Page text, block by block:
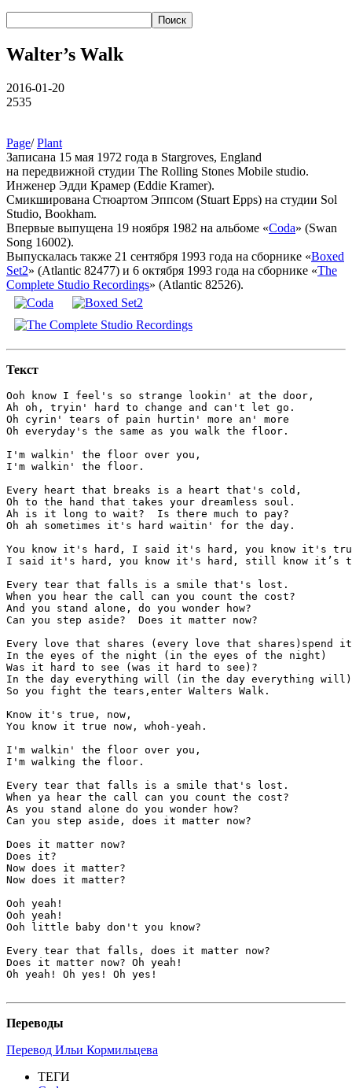
Walter’s Walk
2016-01-20
2535
Page/Plant
Записана 15 мая 1972 года в Stargroves, England
на передвижной студии The Rolling Stones Mobile studio.
Инженер Эдди Крамер (Eddie Kramer).
Смикширована Стюартом Эппсом (Stuart Epps) на студии Sol
Studio, Bookham.
Впервые выпущена 19 ноября 1982 на альбоме «Coda» (Swan
Song 16002).
Выпускалась также 21 сентября 1993 года на сборнике «Boxed
Set2» (Atlantic 82477) и 6 октября 1993 года на сборнике «The
Complete Studio Recordings» (Atlantic 82526).
Текст
Ooh know I feel's so strange lookin' at the door,
Ah oh, tryin' hard to change and can't let go.
Oh cyrin' tears of pain hurtin' more an' more
Oh everyday's the same as you walk the floor.
I'm walkin' the floor over you,
I'm walkin' the floor.
Every heart that breaks is a heart that's cold,
Oh to the hand that takes your dreamless soul.
Ah is it long to wait?  Is there much to pay?
Oh ah sometimes it's hard waitin' for the day.
You know it's hard, I said it's hard, you know it's
I said it's hard, you know it's hard, still know it’s
Every tear that falls is a smile that's lost.
When you hear the call can you count the cost?
And you stand alone, do you wonder how?
Can you step aside?  Does it matter now?
Every love that shares (every love that shares)spend
In the eyes of the night (in the eyes of the night)
Was it hard to see (was it hard to see)?
In the day everything will (in the day everything will)
So you fight the tears,enter Walters Walk.
Know it's true, now,
You know it true now, whoh-yeah.
I'm walkin' the floor over you,
I'm walking the floor.
Every tear that falls is a smile that's lost.
When ya hear the call can you count the cost?
As you stand alone do you wonder how?
Can you step aside, does it matter now?
Does it matter now?
Does it?
Now does it matter?
Now does it matter?
Ooh yeah!
Ooh yeah!
Ooh little baby don't you know?
Every tear that falls, does it matter now?
Does it matter now? Oh yeah!
Oh yeah! Oh yes! Oh yes!
Переводы
Перевод Ильи Кормильцева
ТЕГИ